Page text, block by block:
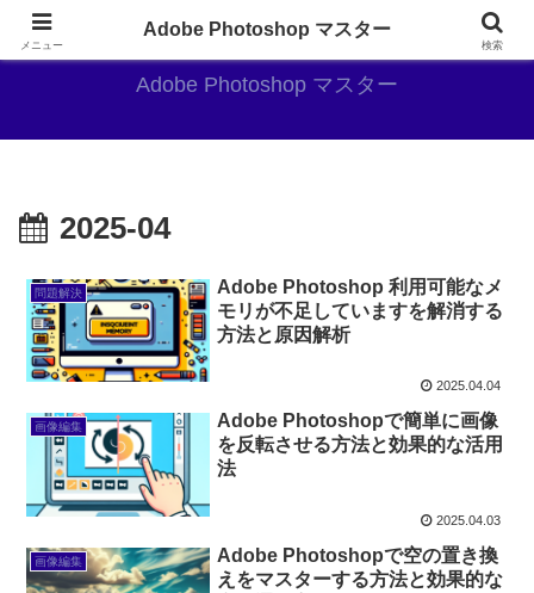
AdobePhotoshopがやっぱり最強
Adobe Photoshop マスター
2025-04
問題解決
Adobe Photoshop 利用可能なメ
モリが不足していますを解消する
方法と原因解析
2025.04.04
画像編集
Adobe Photoshopで簡単に画像
を反転させる方法と効果的な活用
法
2025.04.03
画像編集
Adobe Photoshopで空の置き換
えをマスターする方法と効果的な
メニュー
Adobe Photoshop マスター
検索